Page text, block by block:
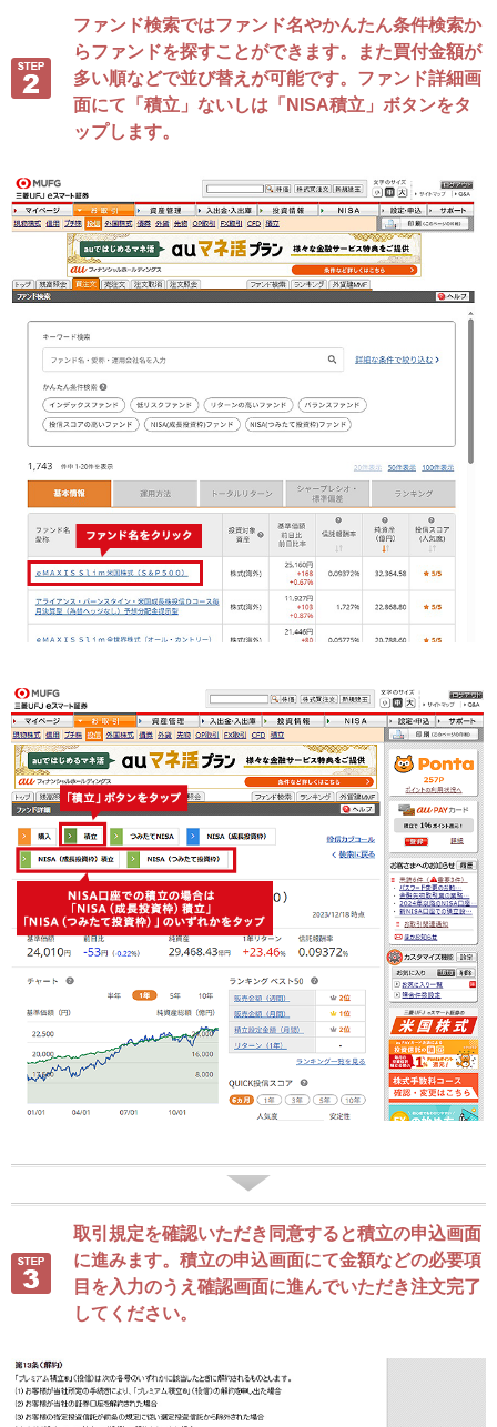
ファンド検索ではファンド名やかんたん条件検索か
らファンドを探すことができます。また買付金額が
多い順などで並び替えが可能です。ファンド詳細画
面にて「積立」ないしは「NISA積立」ボタンをタ
ップします。
取引規定を確認いただき同意すると積立の申込画面
に進みます。積立の申込画面にて金額などの必要項
目を入力のうえ確認画面に進んでいただき注文完了
してください。